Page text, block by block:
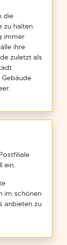
die
zu halten.
immer
ihre
zuletzt als
ein.
im schönen
anbieten zu